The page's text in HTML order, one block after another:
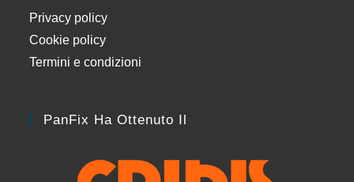
Privacy policy
Cookie policy
Termini e condizioni
PanFix Ha Ottenuto Il